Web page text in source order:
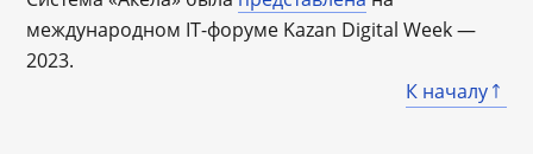
международном IT-форуме Kazan Digital Week —
2023.
К началу